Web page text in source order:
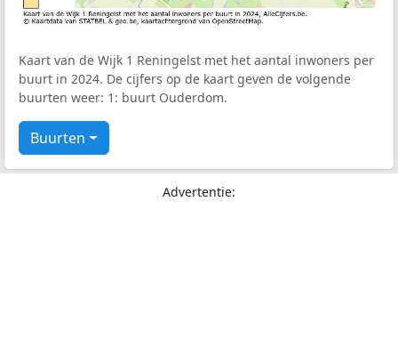
Kaart van de Wijk 1 Reningelst met het aantal inwoners per
buurt in 2024. De cijfers op de kaart geven de volgende
buurten weer: 1: buurt Ouderdom.
Buurten
Advertentie: